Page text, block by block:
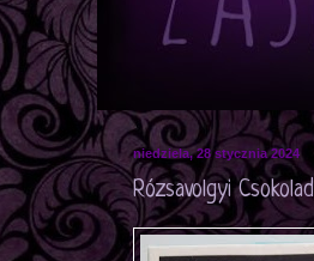
niedziela, 28 stycznia 2024
Rózsavolgyi